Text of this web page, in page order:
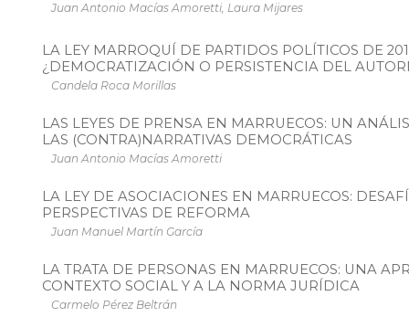
Juan Antonio Macías Amoretti, Laura Mijares
LA LEY MARROQUÍ DE PARTIDOS POLÍTICOS DE
¿DEMOCRATIZACIÓN O PERSISTENCIA DEL
Candela Roca Morillas
LAS LEYES DE PRENSA EN MARRUECOS: UN
LAS (CONTRA)NARRATIVAS DEMOCRÁTICAS
Juan Antonio Macías Amoretti
LA LEY DE ASOCIACIONES EN MARRUECOS:
PERSPECTIVAS DE REFORMA
Juan Manuel Martín García
LA TRATA DE PERSONAS EN MARRUECOS: UNA
CONTEXTO SOCIAL Y A LA NORMA JURÍDICA
Carmelo Pérez Beltrán